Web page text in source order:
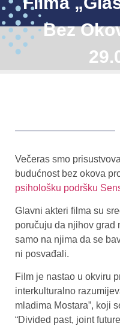
Bez
Večeras smo
budućnost bez okova
psihološku podršku
Glavni akteri filma su
poručuju da njihov grad
samo na njima da se
ni posvađali.
Film je nastao u okviru
interkulturalno
mladima Mostara”, koji
“Divided past, joint